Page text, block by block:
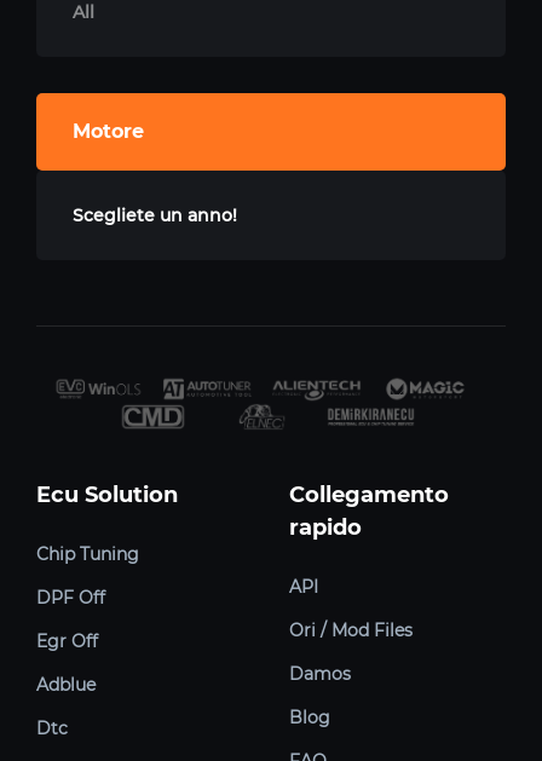
All
Motore
Scegliete un anno!
Ecu Solution
Chip Tuning
DPF Off
Egr Off
Adblue
Dtc
Collegamento
rapido
API
Ori / Mod Files
Damos
Blog